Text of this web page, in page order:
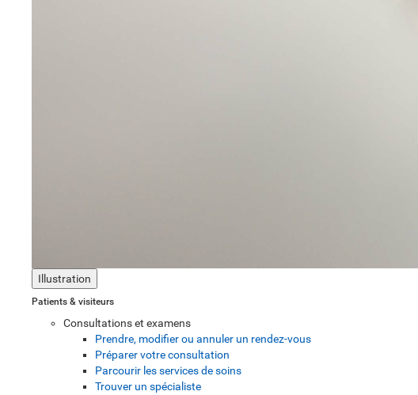
Illustration
Patients & visiteurs
Consultations et examens
Prendre, modifier ou annuler un rendez-vous
Préparer votre consultation
Parcourir les services de soins
Trouver un spécialiste